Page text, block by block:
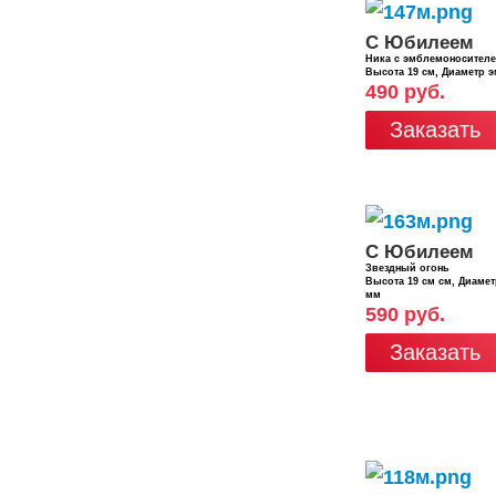
С Юбилеем
Ника с
Высота 19 см, Диаметр
490 руб.
Заказать
С Юбилеем
Звездный огонь
Высота 19 см см,
мм
590 руб.
Заказать